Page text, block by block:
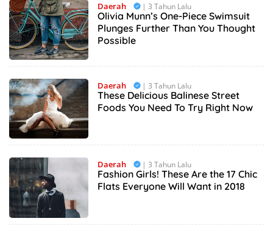
Daerah | 3 Tahun Lalu
Olivia Munn’s One-Piece Swimsuit
Plunges Further Than You Thought
Possible
Daerah | 3 Tahun Lalu
These Delicious Balinese Street
Foods You Need To Try Right Now
Daerah | 3 Tahun Lalu
Fashion Girls! These Are the 17 Chic
Flats Everyone Will Want in 2018